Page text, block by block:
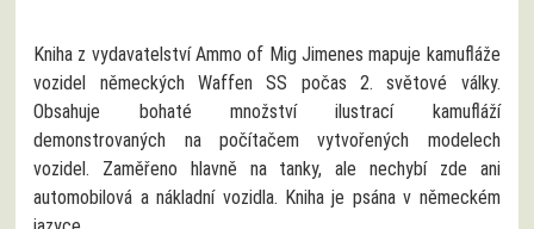
Kniha z vydavatelství Ammo of Mig Jimenes mapuje kamufláže
vozidel německých Waffen SS počas 2. světové války.
Obsahuje bohaté množství ilustrací kamufláží
demonstrovaných na počítačem vytvořených modelech
vozidel. Zaměřeno hlavně na tanky, ale nechybí zde ani
automobilová a nákladní vozidla. Kniha je psána v německém